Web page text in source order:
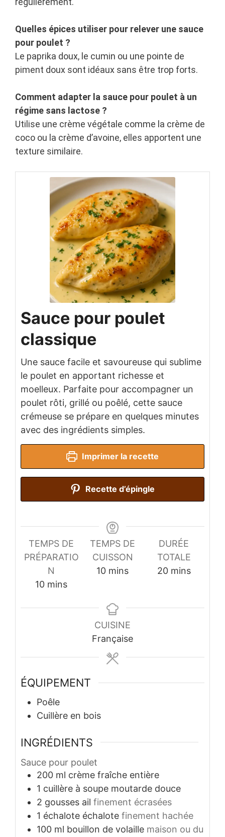
Quelles épices utiliser pour relever une sauce
pour poulet ?
Le paprika doux, le cumin ou une pointe de
piment doux sont idéaux sans être trop forts.
Comment adapter la sauce pour poulet à un
régime sans lactose ?
Utilise une crème végétale comme la crème de
coco ou la crème d’avoine, elles apportent une
texture similaire.
Sauce pour poulet
classique
Une sauce facile et savoureuse qui sublime
le poulet en apportant richesse et
moelleux. Parfaite pour accompagner un
poulet rôti, grillé ou poêlé, cette sauce
crémeuse se prépare en quelques minutes
avec des ingrédients simples.
Imprimer la recette
Recette d’épingle
TEMPS DE
PRÉPARATIO
N
10minutes
mins
TEMPS DE
CUISSON
10minutes
mins
DURÉE
TOTALE
20minutes
mins
CUISINE
Française
ÉQUIPEMENT
Poêle
Cuillère en bois
INGRÉDIENTS
Sauce pour poulet
200 ml crème fraîche entière
1 cuillère à soupe moutarde douce
2 gousses ail finement écrasées
1 échalote échalote finement hachée
100 ml bouillon de volaille maison ou du